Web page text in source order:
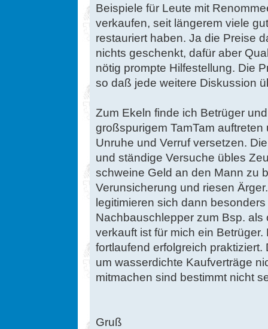
Beispiele für Leute mit
verkaufen, seit längerem viele
restauriert haben. Ja die Preise
nichts geschenkt, dafür aber
nötig prompte Hilfestellung. Die
so daß jede weitere Diskussion
Zum Ekeln finde ich Betrüger
großspurigem TamTam
Unruhe und Verruf versetzen.
und ständige Versuche übles
schweine Geld an den Mann zu
Verunsicherung und riesen
legitimieren sich dann
Nachbauschlepper zum Bsp.
verkauft ist für mich ein
fortlaufend erfolgreich
um wasserdichte Kaufverträge
mitmachen sind bestimmt nicht
Gruß